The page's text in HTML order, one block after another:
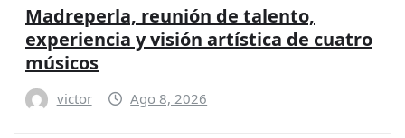
Madreperla, reunión de talento,
experiencia y visión artística de cuatro
músicos
victor Ago 8, 2026